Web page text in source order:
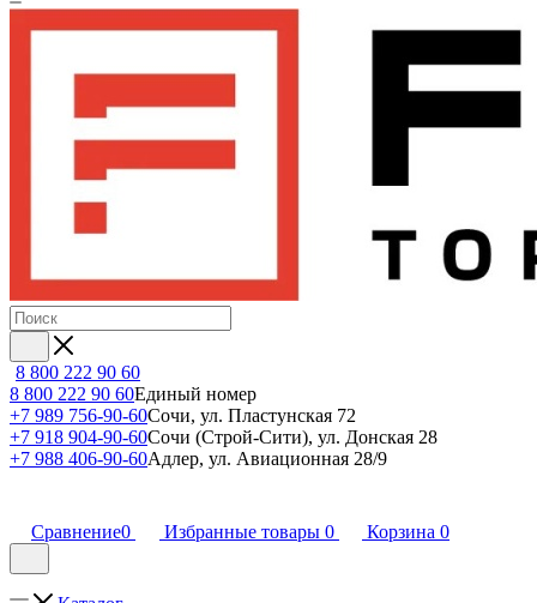
8 800 222 90 60
8 800 222 90 60Единый номер
+7 989 756-90-60Сочи, ул. Пластунская 72
+7 918 904-90-60Сочи (Строй-Сити), ул. Донская 28
+7 988 406-90-60Адлер, ул. Авиационная 28/9
Сравнение0 Избранные товары 0 Корзина 0